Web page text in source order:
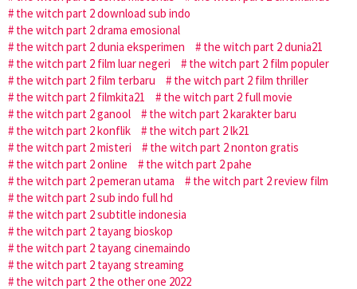
the witch part 2 download sub indo
the witch part 2 drama emosional
the witch part 2 dunia eksperimen
the witch part 2 dunia21
the witch part 2 film luar negeri
the witch part 2 film populer
the witch part 2 film terbaru
the witch part 2 film thriller
the witch part 2 filmkita21
the witch part 2 full movie
the witch part 2 ganool
the witch part 2 karakter baru
the witch part 2 konflik
the witch part 2 lk21
the witch part 2 misteri
the witch part 2 nonton gratis
the witch part 2 online
the witch part 2 pahe
the witch part 2 pemeran utama
the witch part 2 review film
the witch part 2 sub indo full hd
the witch part 2 subtitle indonesia
the witch part 2 tayang bioskop
the witch part 2 tayang cinemaindo
the witch part 2 tayang streaming
the witch part 2 the other one 2022